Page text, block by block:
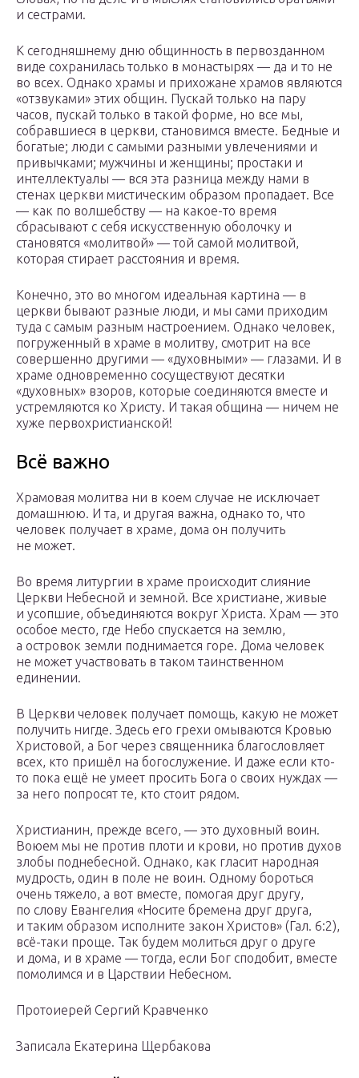
и сестрами.
К сегодняшнему дню общинность в первозданном
виде сохранилась только в монастырях — да и то не
во всех. Однако храмы и прихожане храмов являются
«отзвуками» этих общин. Пускай только на пару
часов, пускай только в такой форме, но все мы,
собравшиеся в церкви, становимся вместе. Бедные и
богатые; люди с самыми разными увлечениями и
привычками; мужчины и женщины; простаки и
интеллектуалы — вся эта разница между нами в
стенах церкви мистическим образом пропадает. Все
— как по волшебству — на какое-то время
сбрасывают с себя искусственную оболочку и
становятся «молитвой» — той самой молитвой,
которая стирает расстояния и время.
Конечно, это во многом идеальная картина — в
церкви бывают разные люди, и мы сами приходим
туда с самым разным настроением. Однако человек,
погруженный в храме в молитву, смотрит на все
совершенно другими — «духовными» — глазами. И в
храме одновременно сосуществуют десятки
«духовных» взоров, которые соединяются вместе и
устремляются ко Христу. И такая община — ничем не
хуже первохристианской!
Всё важно
Храмовая молитва ни в коем случае не исключает
домашнюю. И та, и другая важна, однако то, что
человек получает в храме, дома он получить
не может.
Во время литургии в храме происходит слияние
Церкви Небесной и земной. Все христиане, живые
и усопшие, объединяются вокруг Христа. Храм — это
особое место, где Небо спускается на землю,
а островок земли поднимается горе. Дома человек
не может участвовать в таком таинственном
единении.
В Церкви человек получает помощь, какую не может
получить нигде. Здесь его грехи омываются Кровью
Христовой, а Бог через священника благословляет
всех, кто пришёл на богослужение. И даже если кто-
то пока ещё не умеет просить Бога о своих нуждах —
за него попросят те, кто стоит рядом.
Христианин, прежде всего, — это духовный воин.
Воюем мы не против плоти и крови, но против духов
злобы поднебесной. Однако, как гласит народная
мудрость, один в поле не воин. Одному бороться
очень тяжело, а вот вместе, помогая друг другу,
по слову Евангелия «Носите бремена друг друга,
и таким образом исполните закон Христов» (Гал. 6:2),
всё-таки проще. Так будем молиться друг о друге
и дома, и в храме — тогда, если Бог сподобит, вместе
помолимся и в Царствии Небесном.
Протоиерей Сергий Кравченко
Записала Екатерина Щербакова